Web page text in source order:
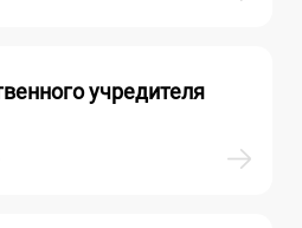
учредителя